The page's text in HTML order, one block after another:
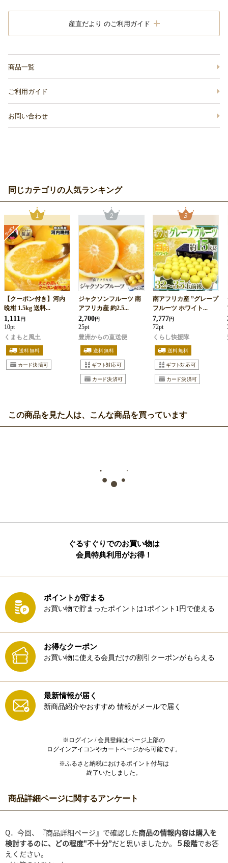
産直だより のご利用ガイド
商品一覧
ご利用ガイド
お問い合わせ
同じカテゴリの人気ランキング
【クーポン付き】河内
晩柑 1.5kg 送料...
1,111 円
10pt
くまもと風土
ジャクソンフルーツ 南
アフリカ産 約2.5...
2,700円
25pt
豊洲からの直送便
南アフリカ産 ”グレープ
フルーツ ホワイト...
7,777円
72pt
くらし快援隊
この商品を見た人は、こんな商品を買っています
ぐるすぐりでのお買い物は
会員特典利用がお得！
ポイントが貯まる
お買い物で貯まったポイントは1ポイント1円で使える
お得なクーポン
お買い物に使える会員だけの割引クーポンがもらえる
最新情報が届く
新商品紹介やおすすめ 情報がメールで届く
※ログイン / 会員登録はページ上部の
ログインアイコンやカートページから可能です。
※ふるさと納税におけるポイント付与は
終了いたしました。
商品詳細ページに関するアンケート